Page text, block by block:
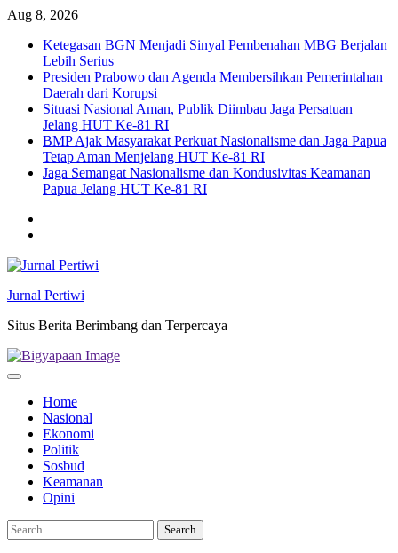
Skip
content
Aug 8, 2026
Ketegasan BGN Menjadi Sinyal Pembenahan MBG Berjalan
Lebih Serius
Presiden Prabowo dan Agenda Membersihkan Pemerintahan
Daerah dari Korupsi
Situasi Nasional Aman, Publik Diimbau Jaga Persatuan
Jelang HUT Ke-81 RI
BMP Ajak Masyarakat Perkuat Nasionalisme dan Jaga Papua
Tetap Aman Menjelang HUT Ke-81 RI
Jaga Semangat Nasionalisme dan Kondusivitas Keamanan
Papua Jelang HUT Ke-81 RI
Jurnal Pertiwi
Situs Berita Berimbang dan Terpercaya
Home
Nasional
Ekonomi
Politik
Sosbud
Keamanan
Opini
Search
for: